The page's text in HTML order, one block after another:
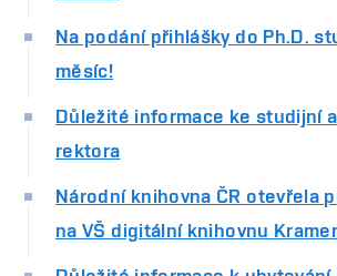
Na podání přihlášky do Ph.D.
měsíc!
Důležité informace ke studijní
rektora
Národní knihovna ČR otevřela
na VŠ digitální knihovnu